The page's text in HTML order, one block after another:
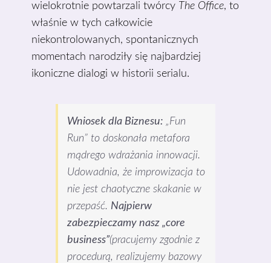
wielokrotnie powtarzali twórcy The Office, to
właśnie w tych całkowicie
niekontrolowanych, spontanicznych
momentach narodziły się najbardziej
ikoniczne dialogi w historii serialu.
Wniosek dla Biznesu: „Fun
Run” to doskonała metafora
mądrego wdrażania innowacji.
Udowadnia, że improwizacja to
nie jest chaotyczne skakanie w
przepaść. Najpierw
zabezpieczamy nasz „core
business”(pracujemy zgodnie z
procedurą, realizujemy bazowy